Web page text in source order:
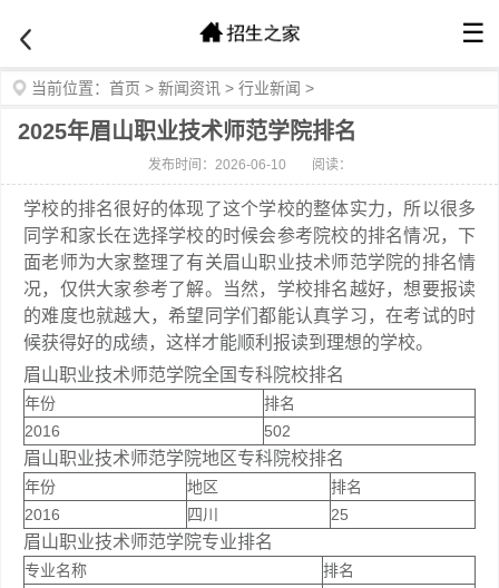
☰
当前位置： 首页 > 新闻资讯 > 行业新闻 >
2025年眉山职业技术师范学院排名
发布时间：2026-06-10 阅读：
学校的排名很好的体现了这个学校的整体实力，所以很多
同学和家长在选择学校的时候会参考院校的排名情况，下
面老师为大家整理了有关眉山职业技术师范学院的排名情
况，仅供大家参考了解。当然，学校排名越好，想要报读
的难度也就越大，希望同学们都能认真学习，在考试的时
候获得好的成绩，这样才能顺利报读到理想的学校。
眉山职业技术师范学院全国专科院校排名
年份
排名
2016
502
眉山职业技术师范学院地区专科院校排名
年份 地区
排名
2016
四川 25
眉山职业技术师范学院专业排名
专业名称
排名